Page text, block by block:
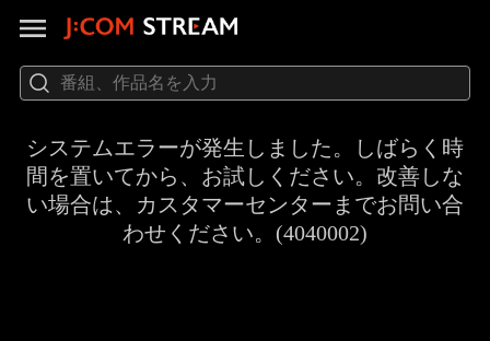
システムエラーが発生しました。しばらく時
間を置いてから、お試しください。改善しな
い場合は、カスタマーセンターまでお問い合
わせください。(4040002)